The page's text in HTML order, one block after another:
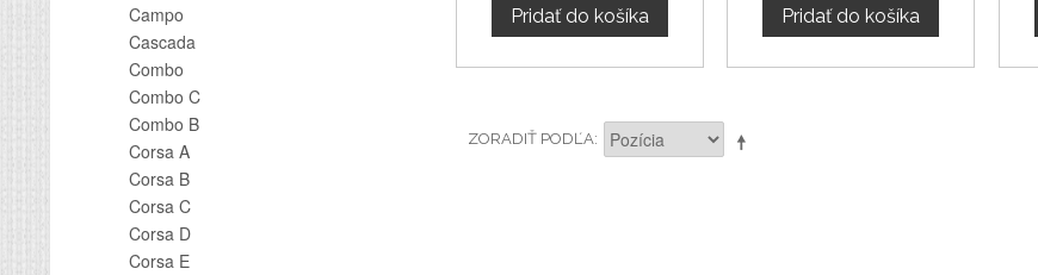
Pridať do košíka Pridať do košíka
ZORADIŤ PODĽA
Campo
Cascada
Combo
Combo C
Combo B
Corsa A
Corsa B
Corsa C
Corsa D
Corsa E